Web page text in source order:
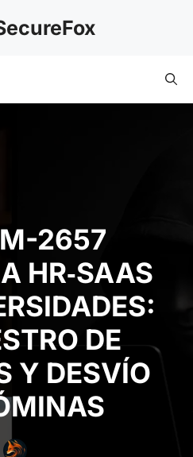
2657
HR‑SAAS
DE
Y DESVÍO